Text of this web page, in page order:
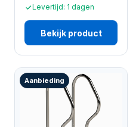
Levertijd: 1 dagen
Bekijk product
Aanbieding